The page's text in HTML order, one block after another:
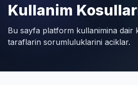
No, thank you
Book Free Demo
Kullanim
Bu sayfa platform kullanimina dair
taraflarin sorumluluklarini aciklar.